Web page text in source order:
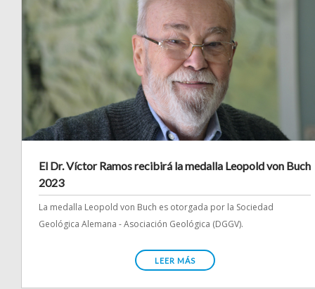
El Dr. Víctor Ramos recibirá la medalla Leopold von Buch
2023
La medalla Leopold von Buch es otorgada por la Sociedad
Geológica Alemana - Asociación Geológica (DGGV).
LEER MÁS